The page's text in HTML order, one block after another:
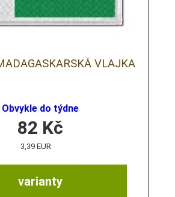
VLAJKA
Obvykle do týdne
varianty
82 Kč
3,39 EUR